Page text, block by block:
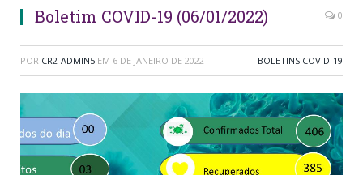
Boletim COVID-19 (06/01/2022) 0
POR CR2-ADMIN5 EM 6 DE JANEIRO DE 2022 BOLETINS COVID-19